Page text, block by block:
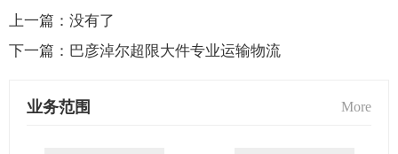
上一篇： 没有了
下一篇： 巴彦淖尔超限大件专业运输物流
业务范围 More